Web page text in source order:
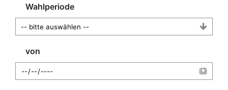
Wahlperiode
von